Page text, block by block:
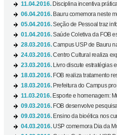
11.04.2016. Disciplina incentiva
06.04.2016. Bauru comemora neste
05.04.2016.Seção de Pessoal traz
01.04.2016.Saúde Coletiva da FOB
28.03.2016.Campus USP de Bauru
24.03.2016.Centro Cultural realiza
23.03.2016.
Livro discute estratégias
18.03.2016. FOB realiza tratamento
18.03.2016. Prefeitura do Campus
11.03.2016. Esporte e homenagem:
09.03.2016. FOB desenvolve
09.03.2016. Ensino da bioética nos
04.03.2016. USP comemora Dia da